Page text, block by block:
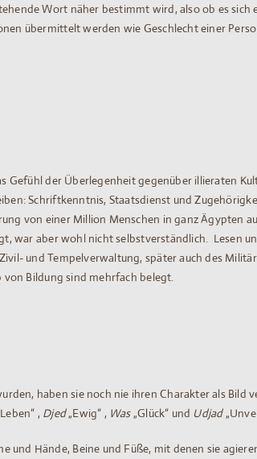
Wort näher bestimmt wird, also ob es sich
übermittelt werden wie Geschlecht einer
der Überlegenheit gegenüber illieraten
Schriftkenntnis, Staatsdienst und
von einer Million Menschen in ganz Ägypten
war aber wohl nicht selbstverständlich. Lesen
und Tempelverwaltung, später auch des
Bildung sind mehrfach belegt.
haben sie noch nie ihren Charakter als Bild
, Djed„Ewig“ , Was„Glück“ und Udjad
und Hände, Beine und Füße, mit denen sie